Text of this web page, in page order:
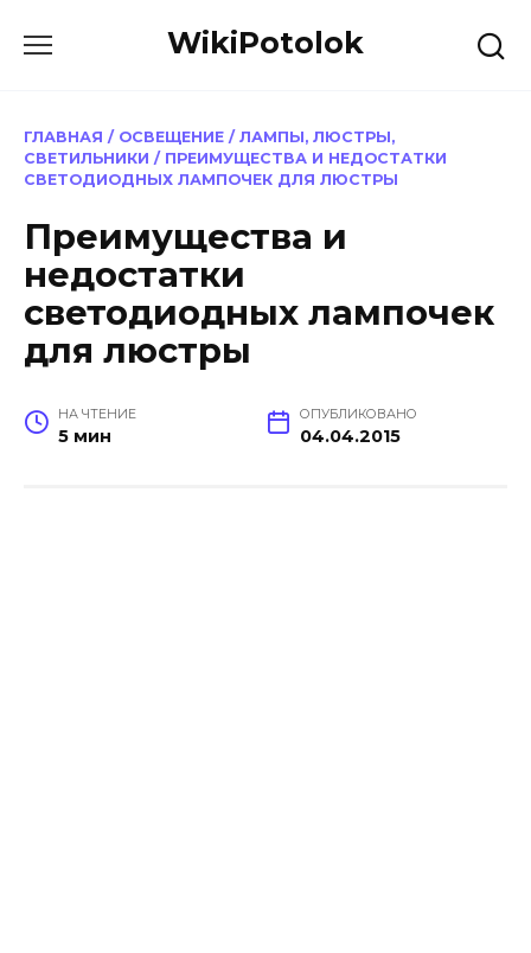
WikiPotolok
ГЛАВНАЯ / ОСВЕЩЕНИЕ / ЛАМПЫ, ЛЮСТРЫ,
СВЕТИЛЬНИКИ / ПРЕИМУЩЕСТВА И НЕДОСТАТКИ
СВЕТОДИОДНЫХ ЛАМПОЧЕК ДЛЯ ЛЮСТРЫ
Преимущества и
недостатки
светодиодных лампочек
для люстры
НА ЧТЕНИЕ
5 мин
ОПУБЛИКОВАНО
04.04.2015